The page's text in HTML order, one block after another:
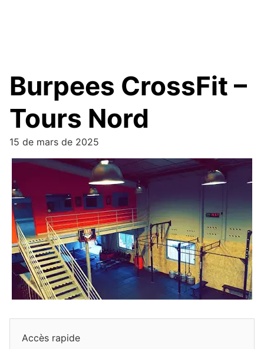
Burpees CrossFit –
Tours Nord
15 de mars de 2025
Accès rapide